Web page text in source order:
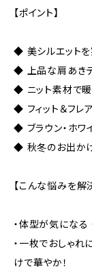
【ポイント】
◆ 美シルエット
◆ 上品な肩あき
◆ ニット素材で
◆ フィット＆フレ
◆ ブラウン・ホワ
◆ 秋冬のお出か
【こんな悩みを解決
・体型が気にな
・一枚でおしゃ
けで華やか！